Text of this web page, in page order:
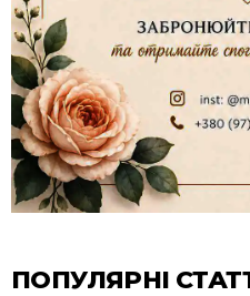
ПОПУЛЯРНІ